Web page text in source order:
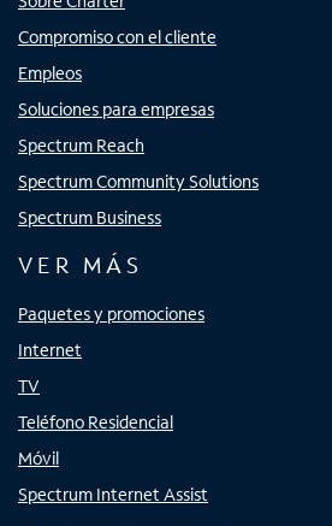
Compromiso con el cliente
Empleos
Soluciones para empresas
Spectrum Reach
Spectrum Community Solutions
Spectrum Business
VER MÁS
Paquetes y promociones
Internet
TV
Teléfono Residencial
Móvil
Spectrum Internet Assist